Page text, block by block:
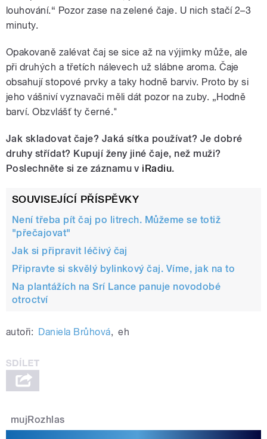
louhování.“ Pozor zase na zelené čaje. U nich stačí 2–3
minuty.
Opakovaně zalévat čaj se sice až na výjimky může, ale
při druhých a třetích nálevech už slábne aroma. Čaje
obsahují stopové prvky a taky hodně barviv. Proto by si
jeho vášniví vyznavači měli dát pozor na zuby. „Hodně
barví. Obzvlášť ty černé."
Jak skladovat čaje? Jaká sítka používat? Je dobré
druhy střídat? Kupují ženy jiné čaje, než muži?
Poslechněte si ze záznamu v iRadiu.
SOUVISEJÍCÍ PŘÍSPĚVKY
Není třeba pít čaj po litrech. Můžeme se totiž
"přečajovat"
Jak si připravit léčivý čaj
Připravte si skvělý bylinkový čaj. Víme, jak na to
Na plantážích na Srí Lance panuje novodobé
otroctví
autoři: Daniela Brůhová, eh
mujRozhlas